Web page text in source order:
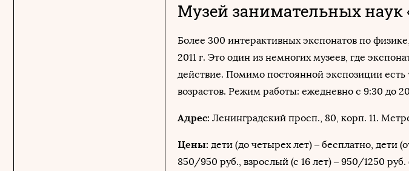
Музей занимательных
Более 300 интерактивных экспонатов по
2011 г. Это один из немногих музеев, где
действие. Помимо постоянной экспозиции
возрастов. Режим работы: ежедневно с 9:30 до
Адрес: Ленинградский просп., 80, корп. 11.
Цены: дети (до четырех лет) – бесплатно, дети
850/950 руб., взрослый (с 16 лет) – 950/1250